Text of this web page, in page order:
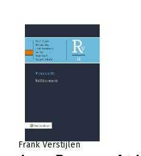
Frank Verstijlen